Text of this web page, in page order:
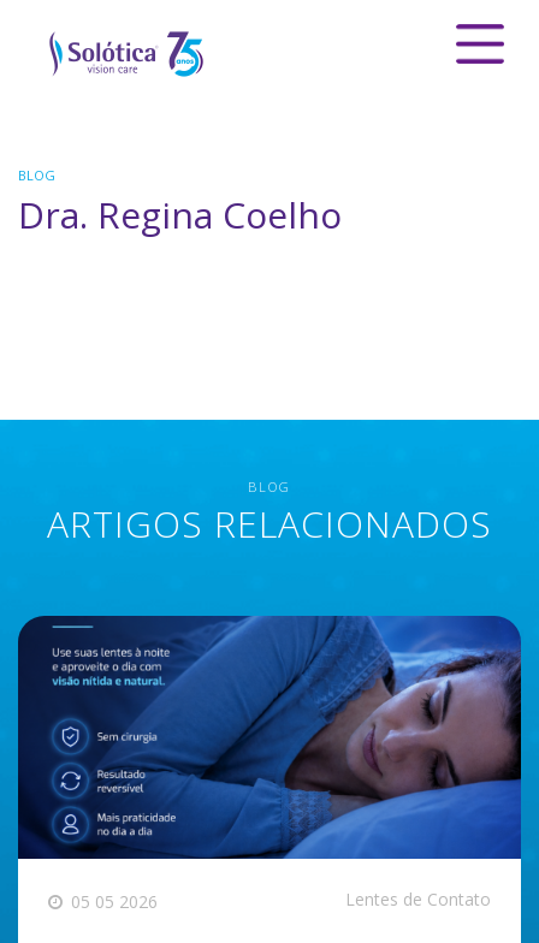
BLOG
Dra. Regina Coelho
BLOG
ARTIGOS RELACIONADOS
05 05 2026 Lentes de Contato